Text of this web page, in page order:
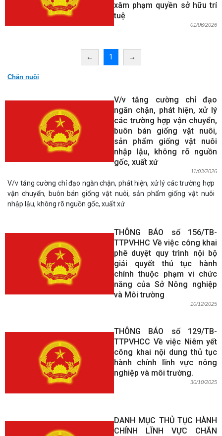
xâm phạm quyền sở hữu trí
tuệ
01/06/2026
← 1 →
Chăn nuôi
V/v tăng cường chỉ đạo
ngăn chặn, phát hiện, xử lý
các trường hợp vận chuyển,
buôn bán giống vật nuôi,
sản phẩm giống vật nuôi
nhập lậu, không rõ nguồn
gốc, xuất xứ
11/03/2026
V/v tăng cường chỉ đạo ngăn chặn, phát hiện, xử lý các trường hợp
vận chuyển, buôn bán giống vật nuôi, sản phẩm giống vật nuôi
nhập lậu, không rõ nguồn gốc, xuất xứ
THÔNG BÁO số 156/TB-
TTPVHHC Về việc công khai
phê duyệt quy trình nội bộ
giải quyết thủ tục hành
chính thuộc phạm vi chức
năng của Sở Nông nghiệp
và Môi trường
10/12/2025
THÔNG BÁO số 129/TB-
TTPVHCC Về việc Niêm yết
công khai nội dung thủ tục
hành chính lĩnh vực nông
nghiệp và môi trường.
30/10/2025
DANH MỤC THỦ TỤC HÀNH
CHÍNH LĨNH VỰC CHĂN